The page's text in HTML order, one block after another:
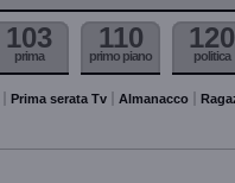
103
prima
110
primo piano
120
politica
Prima serata Tv Almanacco